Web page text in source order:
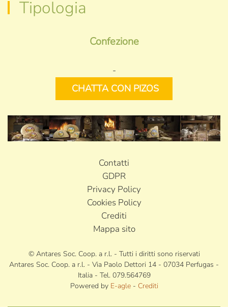
Tipologia
Confezione
-
CHATTA CON PIZOS
Contatti
GDPR
Privacy Policy
Cookies Policy
Crediti
Mappa sito
© Antares Soc. Coop. a r.l. - Tutti i diritti sono riservati
Antares Soc. Coop. a r.l. - Via Paolo Dettori 14 - 07034 Perfugas -
Italia - Tel. 079.564769
Powered by E-agle- Crediti